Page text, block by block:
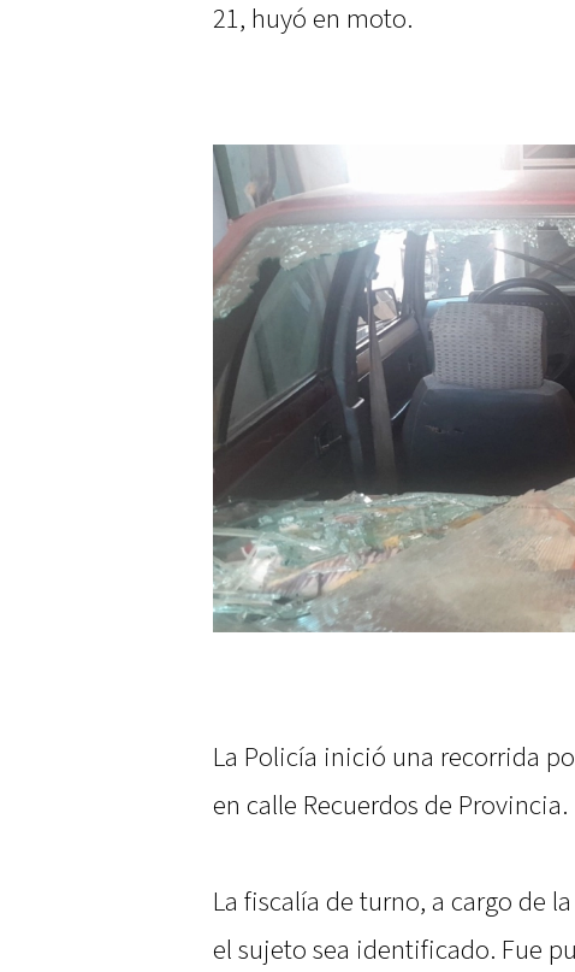
21, huyó en moto.
La Policía inició una recorrida
en calle Recuerdos de Provincia.
La fiscalía de turno, a cargo de
el sujeto sea identificado. Fue